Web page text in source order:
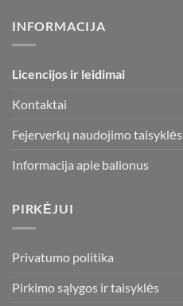
INFORMACIJA
Licencijos ir leidimai
Kontaktai
Fejerverkų naudojimo taisyklės
Informacija apie balionus
PIRKĖJUI
Privatumo politika
Pirkimo sąlygos ir taisyklės